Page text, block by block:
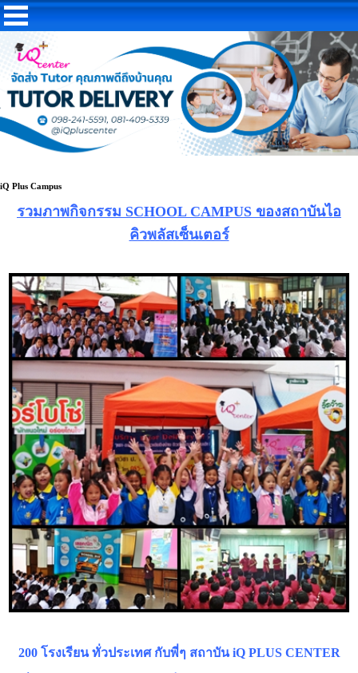
iQ Plus Campus
รวมภาพกิจกรรม SCHOOL CAMPUS ของสถาบันไอ
คิวพลัสเซ็นเตอร์
200 โรงเรียน ทั่วประเทศ กับพี่ๆ สถาบัน iQ PLUS CENTER